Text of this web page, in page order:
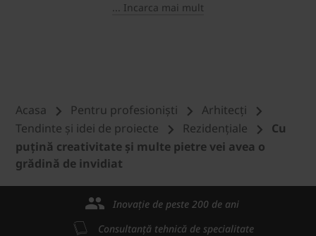
... Incarca mai mult
Acasa Pentru profesioniști
Arhitecți
Tendinte și idei de proiecte
Rezidențiale
Cu
puțină creativitate și multe pietre vei avea o
grădină de invidiat
Inovație de peste 200 de ani
Consultanță tehnică de specialitate